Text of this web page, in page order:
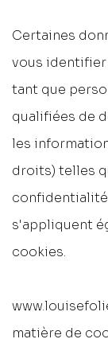
Certaines
vous identifier
tant que
qualifiées de
les
droits) telles
confidentialité
s'appliquent
cookies.
matière de